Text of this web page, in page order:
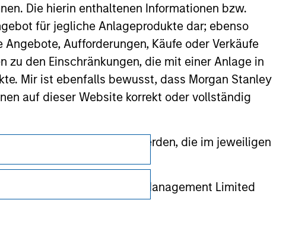
Die hierin enthaltenen Informationen bzw.
für jegliche Anlageprodukte dar; ebenso
Aufforderungen, Käufe oder Verkäufe
den Einschränkungen, die mit einer Anlage in
Mir ist ebenfalls bewusst, dass Morgan Stanley
auf dieser Website korrekt oder vollständig
Informationen gestellt werden, die im jeweiligen
Stanley Investment Management Limited
Your Privacy Choices
Nutzungsbedingungen